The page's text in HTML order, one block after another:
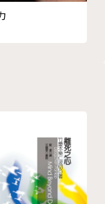
人間淨土」的理
佛教學院、僧伽大
「心靈環保」、
心六倫」等社會運
胸襟與國際化視